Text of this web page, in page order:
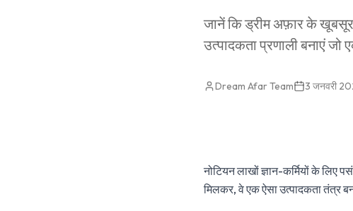
जानें कि ड्रीम अफ़ार के
उत्पादकता प्रणाली बनाएं जो
Dream Afar Team 3 जनवरी
नोटियन लाखों ज्ञान-कर्मियों के लिए
मिलकर, वे एक ऐसा उत्पादकता तंत्र